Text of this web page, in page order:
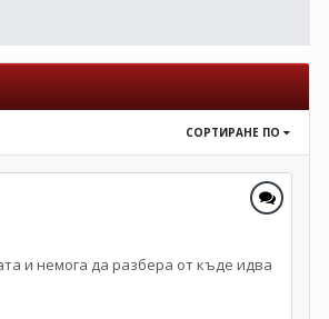
СОРТИРАНЕ ПО
и немога да разбера от къде идва